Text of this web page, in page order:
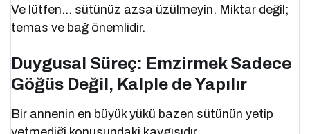
Ve lütfen… sütünüz azsa üzülmeyin. Miktar değil;
temas ve bağ önemlidir.
Duygusal Süreç: Emzirmek Sadece
Göğüs Değil, Kalple de Yapılır
Bir annenin en büyük yükü bazen sütünün yetip